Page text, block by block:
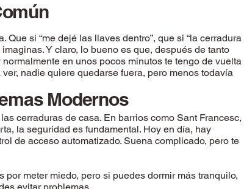
si “me dejé las llaves dentro”, que si “la cerradura
Y claro, lo bueno es que, después de tanto
en unos pocos minutos te tengo de vuelta
nadie quiere quedarse fuera, pero menos todavía
Modernos
cerraduras de casa. En barrios como Sant Francesc,
la seguridad es fundamental. Hoy en día, hay
de acceso automatizado. Suena complicado, pero te
meter miedo, pero si puedes dormir más tranquilo,